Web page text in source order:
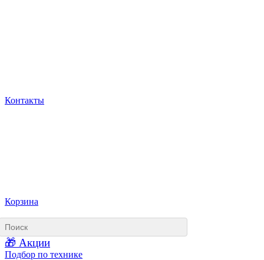
Контакты
Корзина
🎁 Акции
Подбор по технике